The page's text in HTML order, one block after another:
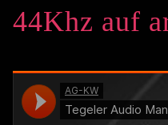
44Khz auf